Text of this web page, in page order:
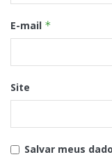
E-mail *
Site
Salvar meus